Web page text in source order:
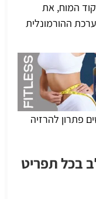
המוח, את
ההורמונלית
פתרון להרזיה
בכל תפריט